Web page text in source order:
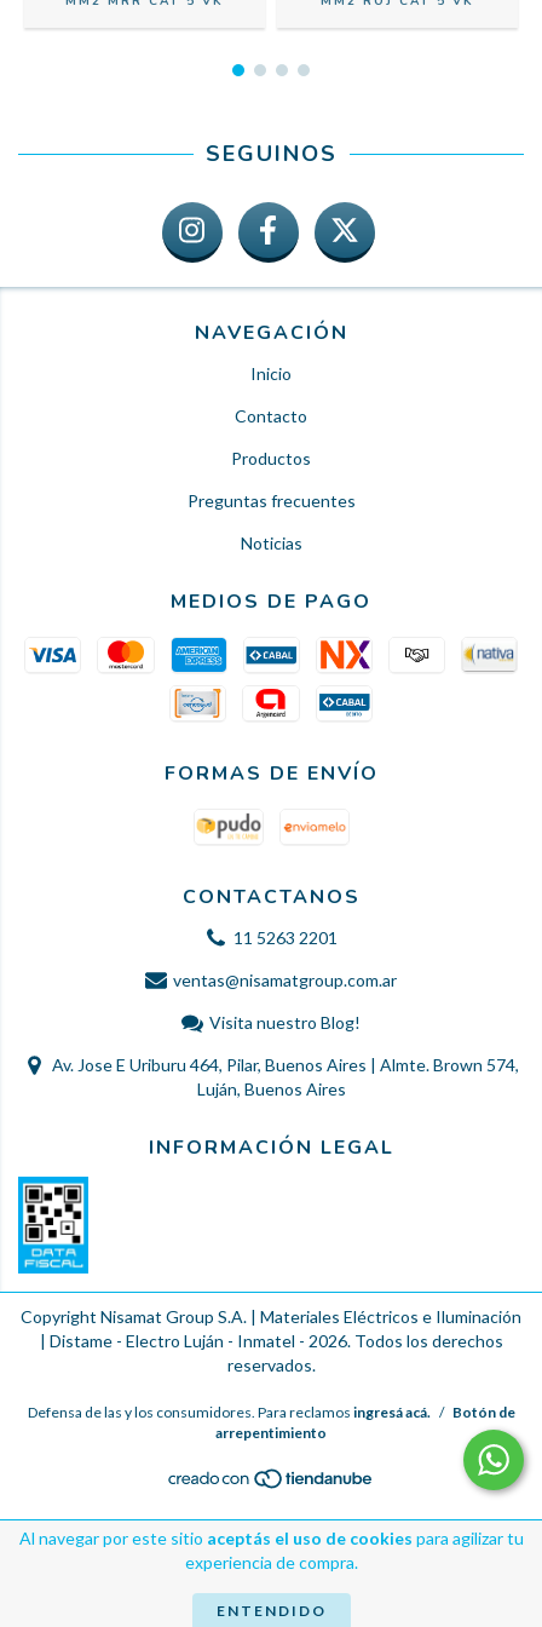
Al navegar por este sitio aceptás el uso de cookies para agilizar tu
experiencia de compra.
ENTENDIDO
SEGUINOS
NAVEGACIÓN
Inicio
Contacto
Productos
Preguntas frecuentes
Noticias
MEDIOS DE PAGO
FORMAS DE ENVÍO
CONTACTANOS
11 5263 2201
ventas@nisamatgroup.com.ar
Visita nuestro Blog!
Av. Jose E Uriburu 464, Pilar, Buenos Aires | Almte. Brown 574,
Luján, Buenos Aires
INFORMACIÓN LEGAL
Copyright Nisamat Group S.A. | Materiales Eléctricos e Iluminación
| Distame - Electro Luján - Inmatel - 2026. Todos los derechos
reservados.
Defensa de las y los consumidores. Para reclamos ingresá acá. / Botón de
arrepentimiento